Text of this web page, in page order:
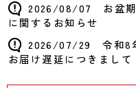
2026/08/07 お盆期
に関するお知らせ
2026/07/29 令和8
お届け遅延につきまして